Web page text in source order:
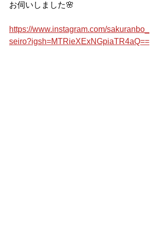
お伺いしました🌸
https://www.instagram.com/sakuranbo_
seiro?igsh=MTRieXExNGpiaTR4aQ==